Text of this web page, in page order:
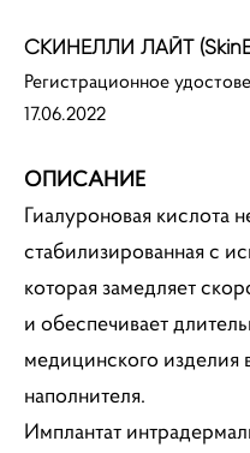
СКИНЕЛЛИ ЛАЙТ
Регистрационное
17.06.2022
ОПИСАНИЕ
Гиалуроновая кислота
стабилизированная с
которая замедляет
и обеспечивает
медицинского изделия
наполнителя.
Имплантат